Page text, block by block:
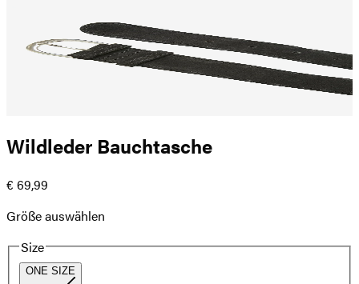
Wildleder Bauchtasche
€ 69,99
Größe auswählen
Size
ONE SIZE